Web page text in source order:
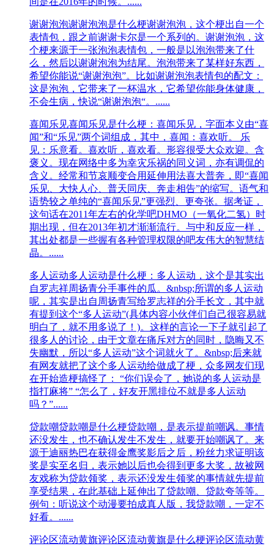
谢谢泡泡谢谢泡泡是什么梗谢谢泡泡，这个梗出自一个
表情包，跟之前谢谢卡尔是一个系列的。谢谢泡泡，这
个梗来源于一张泡泡表情包，一般是以泡泡带来了什
么，然后以谢谢泡泡为结尾。泡泡带来了某样好东西，
希望你能说“谢谢泡泡”。比如谢谢泡泡表情包的配文：
这是泡泡，它带来了一杯温水，它希望你能身体健康，
不会生病，快说“谢谢泡泡“。......
喜闻乐见喜闻乐见是什么梗：喜闻乐见，字面本义由“喜
闻”和“乐见”两个词组成，其中，喜闻：喜欢听。 乐
见：乐意看。喜欢听，喜欢看。形容很受大众欢迎。含
褒义。现在网络中多为幸灾乐祸的同义词，亦有调侃的
含义。经常和节哀顺变合用延伸用法喜大普奔，即“喜闻
乐见、大快人心、普天同庆、奔走相告”的缩写。语气和
语势较之单纯的“喜闻乐见”更强烈、更夸张。据考证，
这句话在2011年左右的化学吧DHMO（一氧化二氢）时
期出现，但在2013年初才渐渐流行。与中和反应一样，
其出处都是一些握有各种管理权限的吧友伟大的智慧结
晶。......
多人运动多人运动是什么梗：多人运动，这个是其实出
自罗志祥周扬青分手事件的瓜。&nbsp;所谓的多人运动
呢，其实是出自周扬青写给罗志祥的分手长文，其中就
有提到这个“多人运动”(具体内容小伙伴们自己很容易就
明白了，就不用多说了！)。这样的言论一下子就引起了
很多人的讨论，由于文章在痛斥对方的同时，隐晦又不
失幽默，所以“多人运动”这个词就火了。&nbsp;后来就
有网友就把了这个多人运动给做成了梗，众多网友们现
在开始造梗搞怪了： “你们误会了，她说的多人运动是
指打麻将” “怎么了，好友开黑排位不就是多人运动
吗？”......
贷款嘲贷款嘲是什么梗贷款嘲，是表示提前嘲讽。事情
还没发生，也不确认发生不发生，就要开始嘲讽了。来
源于迪丽热巴在获得金鹰奖影后之后，粉丝力求证明该
奖是实至名归，表示她以后也会得到更多大奖，故被网
友戏称为贷款领奖，表示还没发生领奖的事情就先提前
享受结果，在此基础上延伸出了贷款嘲、贷款夸等等。
例句：听说这个动漫要拍成真人版，我贷款嘲，一定不
好看。......
评论区流动黄旗评论区流动黄旗是什么梗评论区流动黄